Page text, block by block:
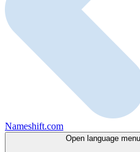
Nameshift.com
Open language menu